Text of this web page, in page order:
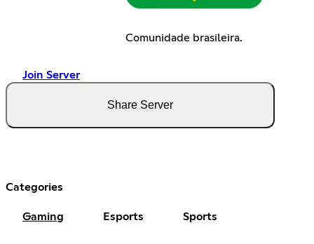
Comunidade brasileira.
Join Server
Share Server
Categories
Gaming Esports Sports